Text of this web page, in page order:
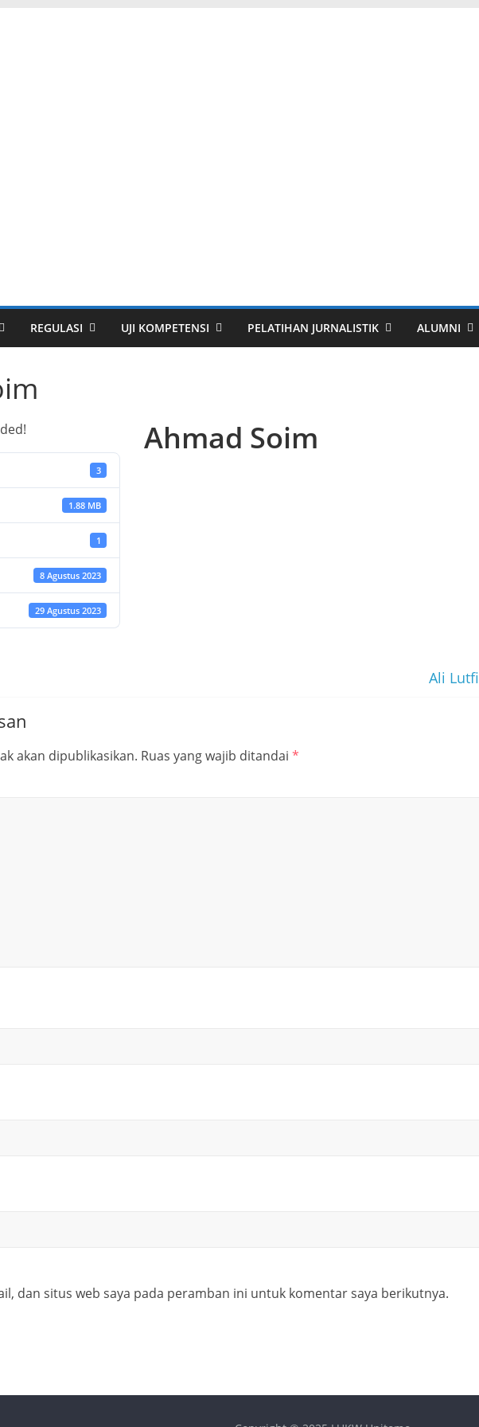
REGULASI UJI KOMPETENSI PELATIHAN JURNALISTIK ALUMNI
3
1.88 MB
1
8 Agustus 2023
29 Agustus 2023
Ahmad Soim
Ali Lutfi
akan dipublikasikan. Ruas yang wajib ditandai *
dan situs web saya pada peramban ini untuk komentar saya berikutnya.